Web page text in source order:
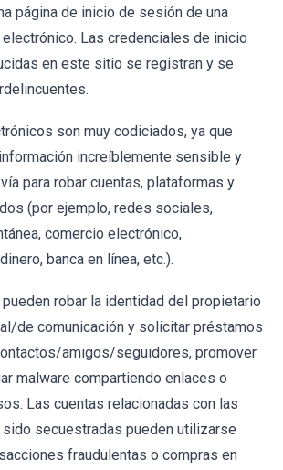
página de inicio de sesión de una
Las credenciales de inicio
en este sitio se registran y se
son muy codiciados, ya que
increíblemente sensible y
para robar cuentas, plataformas y
(por ejemplo, redes sociales,
comercio electrónico,
banca en línea, etc.).
robar la identidad del propietario
de comunicación y solicitar préstamos
amigos/seguidores, promover
malware compartiendo enlaces o
Las cuentas relacionadas con las
sido secuestradas pueden utilizarse
fraudulentas o compras en